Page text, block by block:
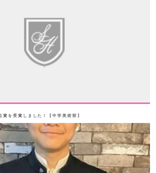
を受賞しました！【中学美術部】